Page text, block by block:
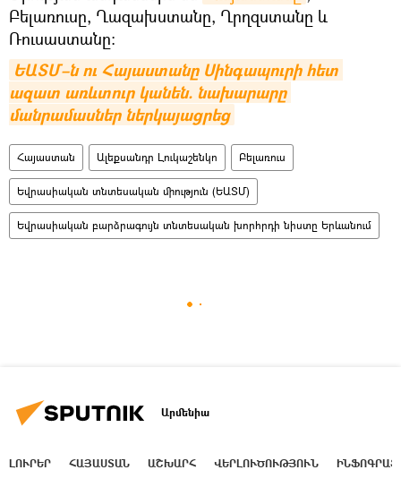
Բելառուսը, Ղազախստանը, Ղրղզստանը և
Ռուսաստանը։
ԵԱՏՄ–ն ու Հայաստանը Սինգապուրի հետ
ազատ առևտուր կանեն. նախարարը
մանրամասներ ներկայացրեց
Հայաստան Ալեքսանդր Լուկաշենկո Բելառուս
Եվրասիական տնտեսական միություն (ԵԱՏՄ)
Եվրասիական բարձրագույն տնտեսական խորհրդի նիստը Երևանում
Արմենիա
ԼՈՒՐԵՐ ՀԱՅԱՍՏԱՆ ԱՇԽԱՐՀ ՎԵՐԼՈՒԾՈՒԹՅՈՒՆ